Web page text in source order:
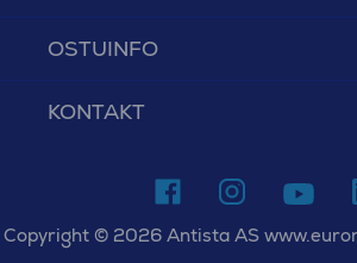
OSTUINFO
KONTAKT
Copyright © 2026 Antista AS